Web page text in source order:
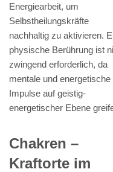
Energiearbeit, um
Selbstheilungskräfte
nachhaltig zu aktivieren.
physische Berührung ist
zwingend erforderlich, da
mentale und energetische
Impulse auf geistig-
energetischer Ebene
Chakren –
Kraftorte im